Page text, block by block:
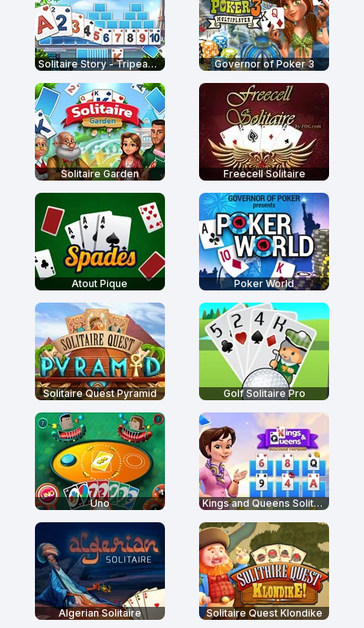
Solitaire Story - Tripeaks 2 Governor of Poker 3
Solitaire Garden Freecell Solitaire
Atout Pique Poker World
Solitaire Quest Pyramid Golf Solitaire Pro
Uno Kings and Queens Solitaire Tripeaks
Algerian Solitaire Solitaire Quest Klondike